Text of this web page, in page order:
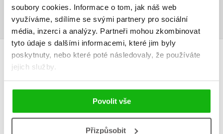
soubory cookies. Informace o tom, jak náš web
využíváme, sdílíme se svými partnery pro sociální
média, inzerci a analýzy. Partneři mohou zkombinovat
tyto údaje s dalšími informacemi, které jim byly
poskytnuty, nebo které poté následovaly, že používáte
jejich služby.
Povolit vše
Přizpůsobit
PDF Obsah.pdf PDF Ukázka.pdf
HODNOCENÍ ČTENÁŘŮ
V současné době nejsou vytvořena žádná uživatelská hodnocení.
Vaše hodnocení
Uživatelskou recenzi mohou vkládat pouze registrovaní uživatelé